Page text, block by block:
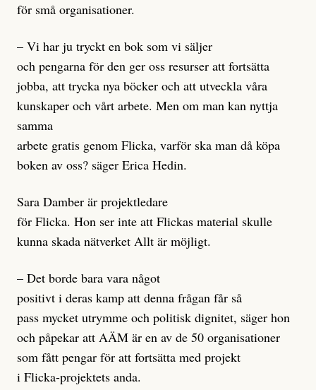
för små organisationer.
– Vi har ju tryckt en bok som vi säljer
och pengarna för den ger oss resurser att fortsätta
jobba, att trycka nya böcker och att utveckla våra
kunskaper och vårt arbete. Men om man kan nyttja
samma
arbete gratis genom Flicka, varför ska man då köpa
boken av oss? säger Erica Hedin.
Sara Damber är projektledare
för Flicka. Hon ser inte att Flickas material skulle
kunna skada nätverket Allt är möjligt.
– Det borde bara vara något
positivt i deras kamp att denna frågan får så
pass mycket utrymme och politisk dignitet, säger hon
och påpekar att AÄM är en av de 50 organisationer
som fått pengar för att fortsätta med projekt
i Flicka-projektets anda.